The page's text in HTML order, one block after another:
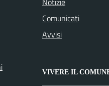
Comunicati
Avvisi
VIVERE IL